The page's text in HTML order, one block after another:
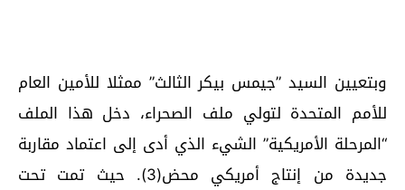
وبتعيين السيد ”جيمس بيكر الثالث” ممثلا للأمين العام
للأمم المتحدة لتولي ملف الصحراء، دخل هذا الملف
“المرحلة الأمريكية” الشيء الذي أدى إلى اعتماد مقاربة
جديدة من إنتاج أمريكي محض(3). حيث تمت تحت